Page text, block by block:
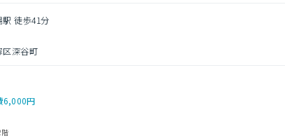
徒歩41分
区深谷町
6,000円
階